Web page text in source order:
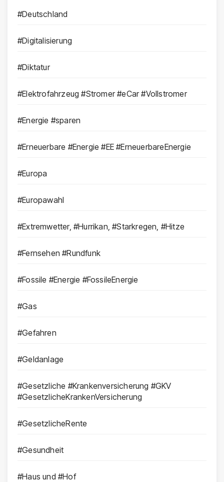
#Deutschland
#Digitalisierung
#Diktatur
#Elektrofahrzeug #Stromer #eCar #Vollstromer
#Energie #sparen
#Erneuerbare #Energie #EE #ErneuerbareEnergie
#Europa
#Europawahl
#Extremwetter, #Hurrikan, #Starkregen, #Hitze
#Fernsehen #Rundfunk
#Fossile #Energie #FossileEnergie
#Gas
#Gefahren
#Geldanlage
#Gesetzliche #Krankenversicherung #GKV
#GesetzlicheKrankenVersicherung
#GesetzlicheRente
#Gesundheit
#Haus und #Hof